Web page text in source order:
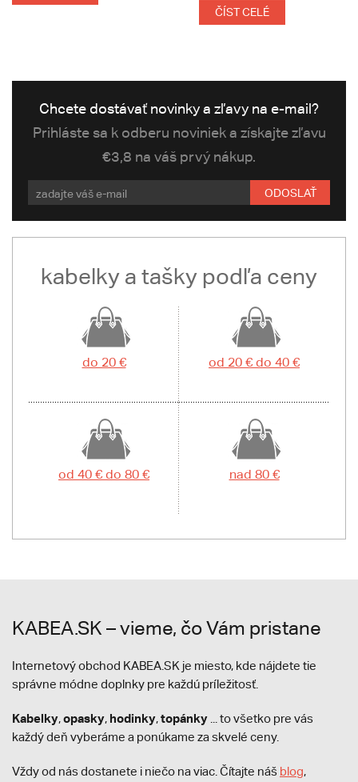
ČÍST CELÉ
Chcete dostávať novinky a zľavy na e-mail?
Prihláste sa k odberu noviniek a získajte zľavu
€3,8 na váš prvý nákup.
ODOSLAŤ
kabelky a tašky podľa ceny
do 20 € od 20 € do 40 €
od 40 € do 80 € nad 80 €
KABEA.SK – vieme, čo Vám pristane
Internetový obchod KABEA.SK je miesto, kde nájdete tie
správne módne doplnky pre každú príležitosť.
Kabelky,opasky, hodinky,topánky ... to všetko pre vás
každý deň vyberáme a ponúkame za skvelé ceny.
Vždy od nás dostanete i niečo na viac. Čítajte náš blog,